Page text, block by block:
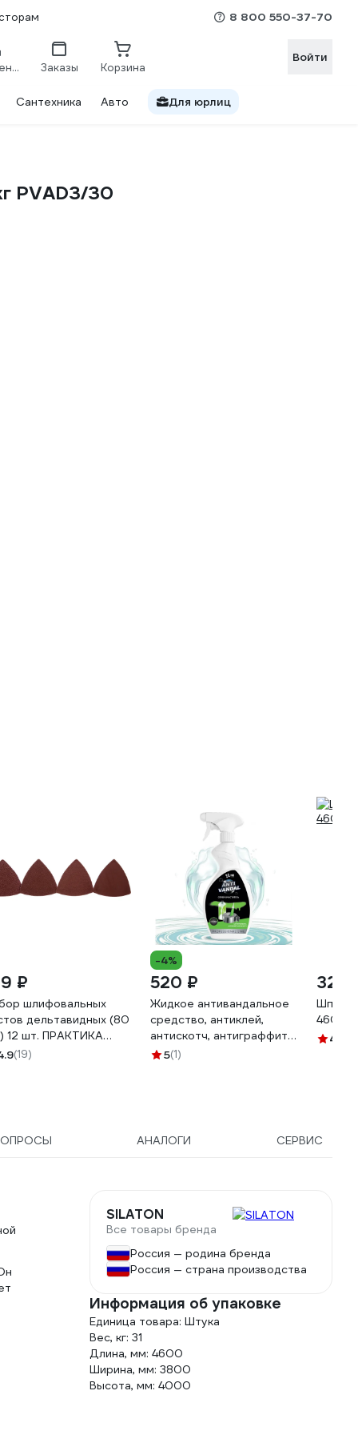
8 800 550-37-70
Сравнение Заказы Корзина
Войти
Сантехника Авто Для юрлиц
PVAD3/30
₽
шлифовальных
дельтавидных (80
12 шт. ПРАКТИКА
423
(19)
-4%
520 ₽
Жидкое антивандальное
средство, антиклей,
антискотч, антиграффити
спрей NOVELHIM
5(1)
325
4.1
АНАЛОГИ СЕРВИС
SILATON
Все товары бренда
Россия — родина бренда
Россия — страна производства
Информация об упаковке
Единица товара: Штука
Вес, кг: 31
Длина, мм: 4600
Ширина, мм: 3800
Высота, мм: 4000